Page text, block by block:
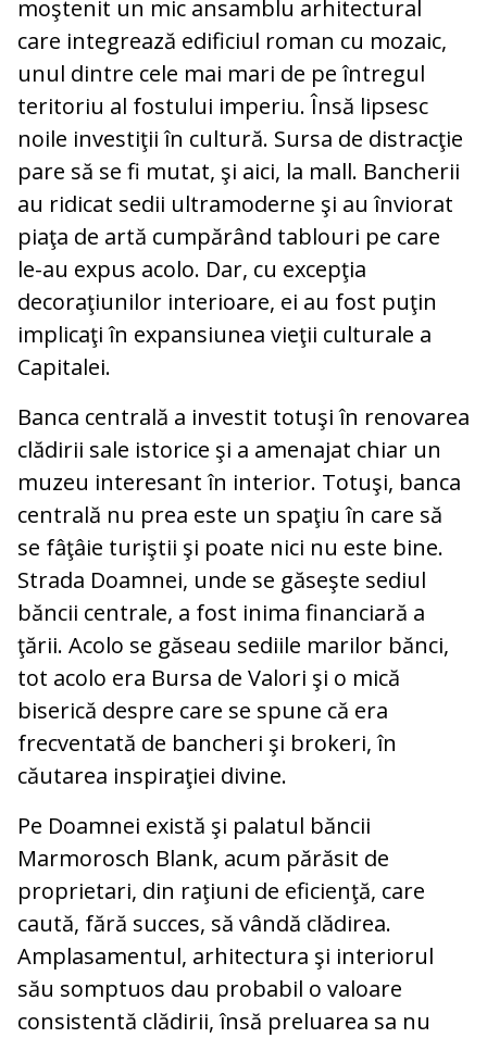
moştenit un mic ansamblu arhitectural
care integrează edificiul roman cu mozaic,
unul dintre cele mai mari de pe întregul
teritoriu al fostului imperiu. Însă lipsesc
noile investiţii în cultură. Sursa de distracţie
pare să se fi mutat, şi aici, la mall. Bancherii
au ridicat sedii ultramoderne şi au înviorat
piaţa de artă cumpărând tablouri pe care
le-au expus acolo. Dar, cu excepţia
decoraţiunilor interioare, ei au fost puţin
implicaţi în expansiunea vieţii culturale a
Capitalei.
Banca centrală a investit totuşi în renovarea
clădirii sale istorice şi a amenajat chiar un
muzeu interesant în interior. Totuşi, banca
centrală nu prea este un spaţiu în care să
se fâţâie turiştii şi poate nici nu este bine.
Strada Doamnei, unde se găseşte sediul
băncii centrale, a fost inima financiară a
ţării. Acolo se găseau sediile marilor bănci,
tot acolo era Bursa de Valori şi o mică
biserică despre care se spune că era
frecventată de bancheri şi brokeri, în
căutarea inspiraţiei divine.
Pe Doamnei există şi palatul băncii
Marmorosch Blank, acum părăsit de
proprietari, din raţiuni de eficienţă, care
caută, fără succes, să vândă clădirea.
Amplasamentul, arhitectura şi interiorul
său somptuos dau probabil o valoare
consistentă clădirii, însă preluarea sa nu